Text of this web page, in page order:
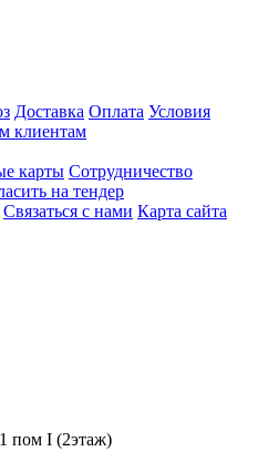
Доставка Оплата Условия
клиентам
карты Сотрудничество
на тендер
Связаться с нами Карта сайта
пом I (2этаж)